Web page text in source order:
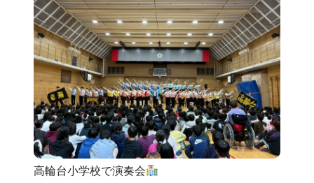
高輪台小学校で演奏会